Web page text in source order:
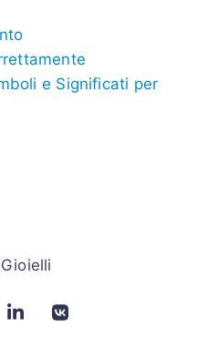
e Significati per
Gioielli